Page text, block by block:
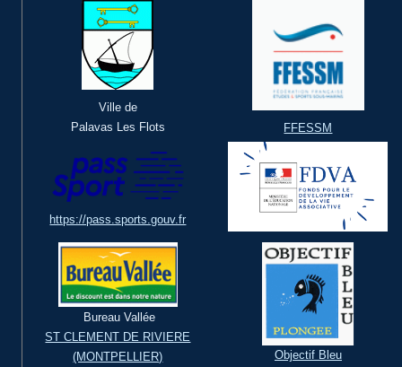
Ville de
Palavas Les Flots
FFESSM
https://pass.sports.gouv.fr
Bureau Vallée
ST CLEMENT DE RIVIERE
(MONTPELLIER)
Objectif Bleu